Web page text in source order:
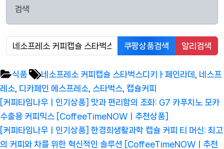
검색
쿠팡상품검색 알리검색
식품 Tags:
네소프레소 커피캡슐 스타벅스디키ㅏ페인라데
네스프
레소 디카페인 에스프레소 스타벅스 캡슐커피
글
탐
색
Previous
Post:
[커피타임나우ㅣ인기상품] 맛과 편리함의 조화: G7 카푸치노 모카
수출용 커피믹스 [CoffeeTimeNOWㅣ추천상품]
Next
Post:
[커피타임나우ㅣ인기상품] 한경희생활과학 캡슐 커피 티 머신: 최고
의 커피와 차를 위한 혁신적인 솔루션 [CoffeeTimeNOWㅣ추천